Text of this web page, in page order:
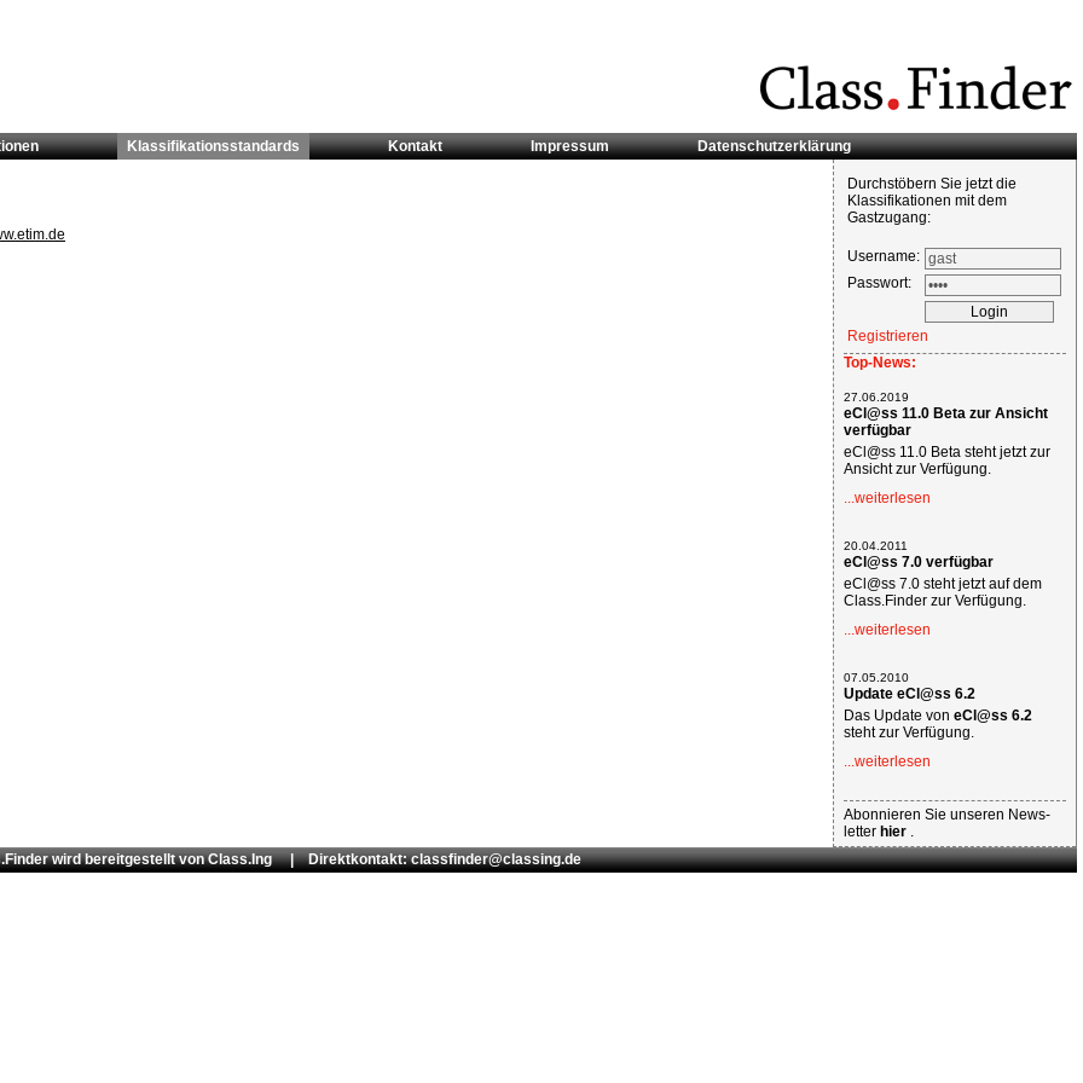
Klassifikationsstandards Kontakt Impressum Datenschutzerklärung
Durchstöbern Sie jetzt die
Klassifikationen mit dem
Gastzugang:
Username:
Passwort:
Registrieren
Top-News:
27.06.2019
eCl@ss 11.0 Beta zur Ansicht
verfügbar
eCl@ss 11.0 Beta steht jetzt zur
Ansicht zur Verfügung.
...weiterlesen
20.04.2011
eCl@ss 7.0 verfügbar
eCl@ss 7.0 steht jetzt auf dem
Class.Finder zur Verfügung.
...weiterlesen
07.05.2010
Update eCl@ss 6.2
Das Update von eCl@ss 6.2
steht zur Verfügung.
...weiterlesen
Abonnieren Sie unseren News-
letter hier .
wird bereitgestellt vonClass.Ing| Direktkontakt: classfinder@classing.de